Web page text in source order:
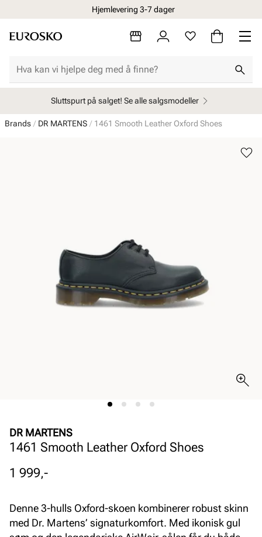
Hjemlevering 3-7 dager
Sluttspurt på salget! Se alle salgsmodeller
Brands DR MARTENS 1461 Smooth Leather Oxford Shoes
DR MARTENS
1461 Smooth Leather Oxford Shoes
Pris
1 999,-
Denne 3-hulls Oxford-skoen kombinerer robust skinn
med Dr. Martens’ signaturkomfort. Med ikonisk gul